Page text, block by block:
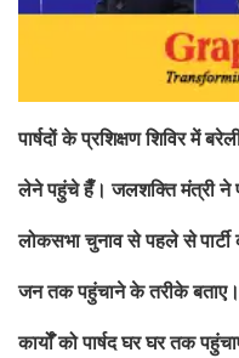
पार्षदों के प्रशिक्षण शिविर में
लेने पहुंचे हैँ। जलशक्ति मंत्री ने
लोकसभा चुनाव से पहले से
जन तक पहुंचाने के तरीके
कार्योँ को पार्षद घर घर तक